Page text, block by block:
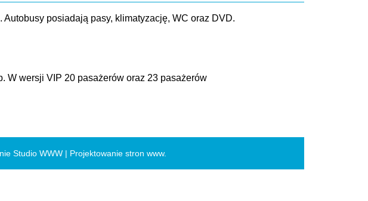
posiadają pasy, klimatyzację, WC oraz DVD.
W wersji VIP 20 pasażerów oraz 23 pasażerów
Studio WWW | Projektowanie stron www.